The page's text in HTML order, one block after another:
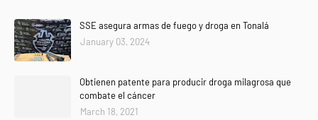
SSE asegura armas de fuego y droga en Tonalá
January 03, 2024
Obtienen patente para producir droga milagrosa que
combate el cáncer
March 18, 2021